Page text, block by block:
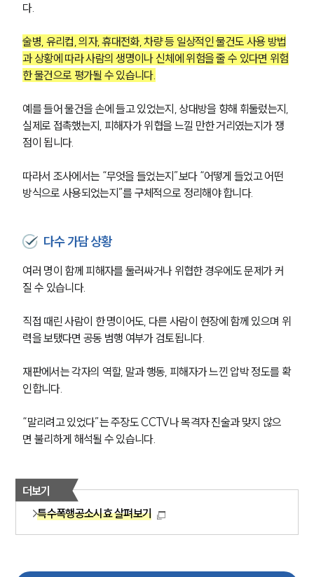
다.
술병, 유리컵, 의자, 휴대전화, 차량 등 일상적인 물건도 사용 방법
과 상황에 따라 사람의 생명이나 신체에 위험을 줄 수 있다면 위험
한 물건으로 평가될 수 있습니다.
예를 들어 물건을 손에 들고 있었는지, 상대방을 향해 휘둘렀는지,
실제로 접촉했는지, 피해자가 위협을 느낄 만한 거리였는지가 쟁
점이 됩니다.
따라서 조사에서는 “무엇을 들었는지”보다 “어떻게 들었고 어떤
방식으로 사용되었는지”를 구체적으로 정리해야 합니다.
다수 가담 상황
여러 명이 함께 피해자를 둘러싸거나 위협한 경우에도 문제가 커
질 수 있습니다.
직접 때린 사람이 한 명이어도, 다른 사람이 현장에 함께 있으며 위
력을 보탰다면 공동 범행 여부가 검토됩니다.
재판에서는 각자의 역할, 말과 행동, 피해자가 느낀 압박 정도를 확
인합니다.
“말리려고 있었다”는 주장도 CCTV나 목격자 진술과 맞지 않으
면 불리하게 해석될 수 있습니다.
더보기
특수폭행공소시효 살펴보기